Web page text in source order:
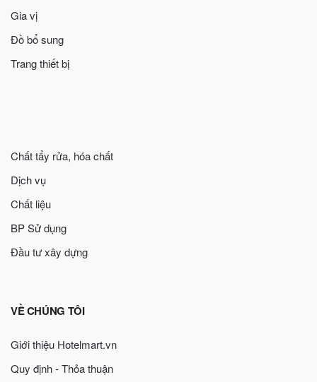
Gia vị
Đồ bổ sung
Trang thiết bị
Chất tẩy rửa, hóa chất
Dịch vụ
Chất liệu
BP Sử dụng
Đầu tư xây dựng
VỀ CHÚNG TÔI
Giới thiệu Hotelmart.vn
Quy định - Thỏa thuận